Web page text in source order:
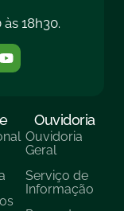
18h30.
Ouvidoria
Ouvidoria
Geral
Serviço de
Informação